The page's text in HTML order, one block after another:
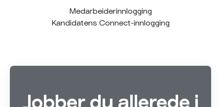
Medarbeiderinnlogging
Kandidatens Connect-innlogging
Jobber du allerede i